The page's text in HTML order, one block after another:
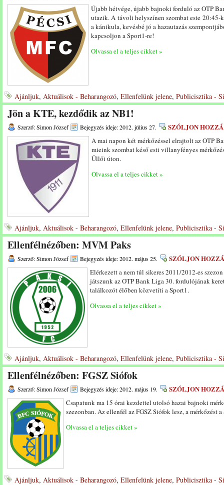
Újabb hétvége, újabb bajnoki forduló az OTP
utazik. A távoli helyszínen szombat este 20:45-
a kánikula, kevésbé jó a hazautazás
kapcsoljon a Sport1-re!
Olvassa el a teljes cikket »
Ajánljuk, Aktuálisok - Beharangozó, Ellenfelünk jelene, Publicisztika -
Jön a KTE, kezdődik az NB1!
Szerző: Simon József Bejegyzés ideje: 2012. július 27. SZÓLJON HOZZÁ
A mai napon két mérkőzéssel elrajtolt az OTP
mieink szombat késő esti villanyfényes
Üllői úton.
Olvassa el a teljes cikket »
Ajánljuk, Aktuálisok - Beharangozó, Ellenfelünk jelene, Publicisztika -
Ellenfélnézőben: MVM Paks
Szerző: Simon József Bejegyzés ideje: 2012. május 25. SZÓLJON HOZZÁ
Elérkezett a nem túl sikeres 2011/2012-es
játszunk az OTP Bank Liga 30. fordulójának
találkozót élőben közvetíti a Sport1.
Olvassa el a teljes cikket »
Ajánljuk, Aktuálisok - Beharangozó, Ellenfelünk jelene, Publicisztika -
Ellenfélnézőben: FGSZ Siófok
Szerző: Simon József Bejegyzés ideje: 2012. május 19. SZÓLJON HOZZÁ
Csapatunk ma 15 órai kezdettel utolsó hazai bajnoki
szezonban. Az ellenfél az FGSZ Siófok lesz, a mérkőzést
Olvassa el a teljes cikket »
Ajánljuk, Aktuálisok - Beharangozó, Ellenfelünk jelene, Publicisztika -